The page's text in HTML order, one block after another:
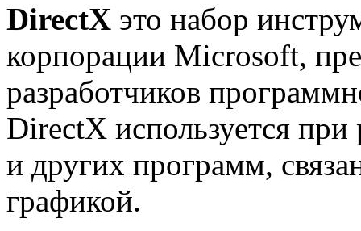
DirectX это набор
корпорации Microsoft,
разработчиков
DirectX используется
и других программ,
графикой.